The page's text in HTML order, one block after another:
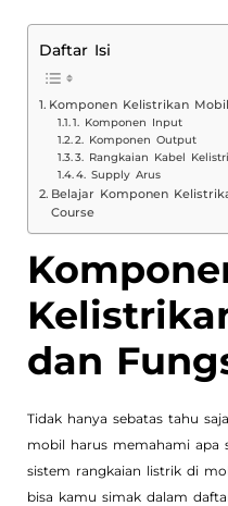
Daftar Isi
Komponen Kelistrikan
1. Komponen Input
2. Komponen Output
3. Rangkaian Kabel
4. Supply Arus
Belajar Komponen
Course
dan
Tidak hanya sebatas tahu
mobil harus memahami apa
sistem rangkaian listrik di
bisa kamu simak dalam